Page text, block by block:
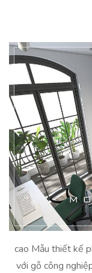
cao Mẫu thiết kế
với gỗ công